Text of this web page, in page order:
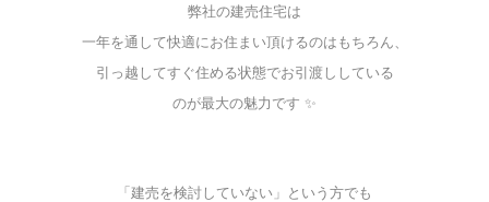
弊社の建売住宅は
一年を通して快適にお住まい頂けるのはもちろん、
引っ越してすぐ住める状態でお引渡ししている
のが最大の魅力です ✨
「建売を検討していない」という方でも